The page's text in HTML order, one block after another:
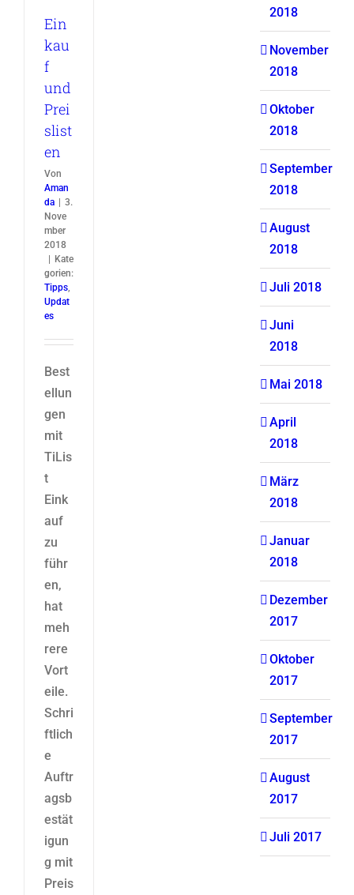
Ein
kau
f
und
Prei
slist
en
Von
Aman
da
3.
Nove
mber
2018
Kate
gorien:
Tipps,
Updat
es
Best
ellun
gen
mit
TiLis
t
Eink
auf
zu
führ
en,
hat
meh
rere
Vort
eile.
Schri
ftlich
e
Auftr
agsb
estät
igun
g mit
Preis
2018
November
2018
Oktober
2018
September
2018
August
2018
Juli 2018
Juni
2018
Mai 2018
April
2018
März
2018
Januar
2018
Dezember
2017
Oktober
2017
September
2017
August
2017
Juli 2017